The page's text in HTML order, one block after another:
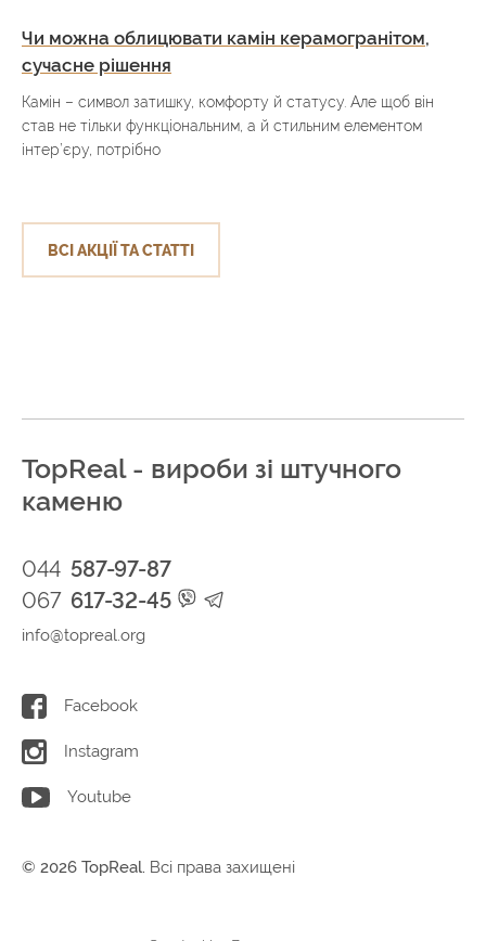
Чи можна облицювати камін керамогранітом,
сучасне рішення
Камін – символ затишку, комфорту й статусу. Але щоб він
став не тільки функціональним, а й стильним елементом
інтер’єру, потрібно
ВСІ АКЦІЇ ТА СТАТТІ
TopReal - вироби зі штучного
каменю
044 587-97-87
067 617-32-45
info@topreal.org
Facebook
Instagram
Youtube
© 2026 TopReal. Всі права захищені